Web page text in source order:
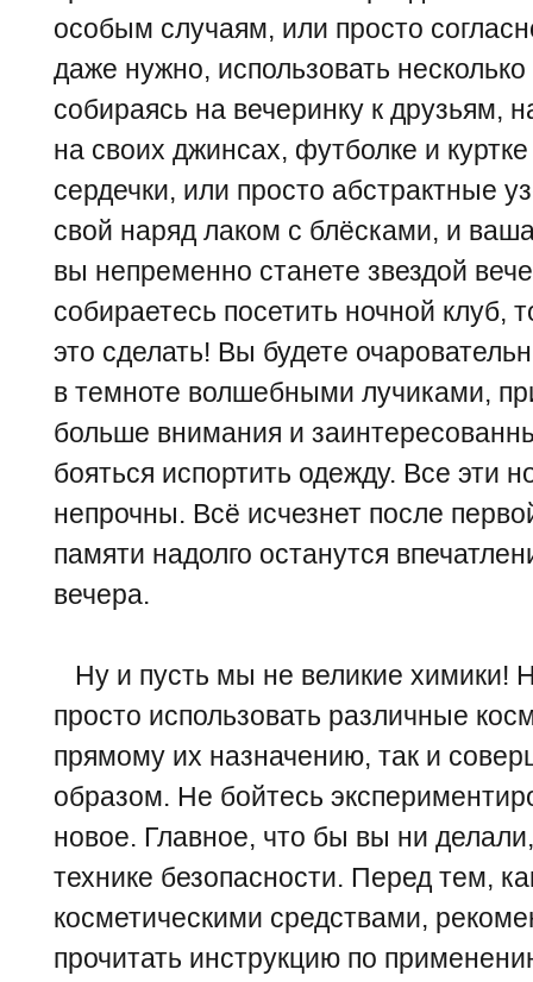
особым случаям, или просто
даже нужно, использовать
собираясь на вечеринку к друзьям,
на своих джинсах, футболке и
сердечки, или просто абстрактные
свой наряд лаком с блёсками, и
вы непременно станете звездой
собираетесь посетить ночной клуб,
это сделать! Вы будете
в темноте волшебными лучиками,
больше внимания и
бояться испортить одежду. Все эти
непрочны. Всё исчезнет после
памяти надолго останутся
вечера.
Ну и пусть мы не великие химики!
просто использовать различные
прямому их назначению, так и
образом. Не бойтесь
новое. Главное, что бы вы ни
технике безопасности. Перед тем,
косметическими средствами,
прочитать инструкцию по